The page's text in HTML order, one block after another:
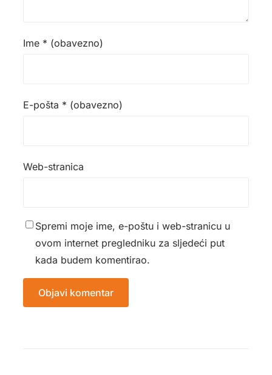
Ime * (obavezno)
E-pošta * (obavezno)
Web-stranica
Spremi moje ime, e-poštu i web-stranicu u
ovom internet pregledniku za sljedeći put
kada budem komentirao.